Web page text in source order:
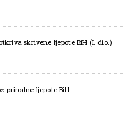
skrivene ljepote BiH (I. dio.)
prirodne ljepote BiH